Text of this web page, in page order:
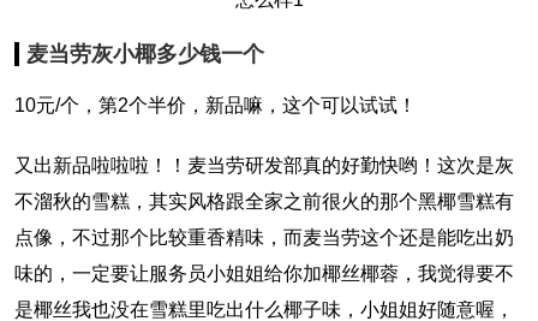
麦当劳灰小椰多少钱一个
10元/个，第2个半价，新品嘛，这个可以试试！
又出新品啦啦啦！！麦当劳研发部真的好勤快哟！这次是灰
不溜秋的雪糕，其实风格跟全家之前很火的那个黑椰雪糕有
点像，不过那个比较重香精味，而麦当劳这个还是能吃出奶
味的，一定要让服务员小姐姐给你加椰丝椰蓉，我觉得要不
是椰丝我也没在雪糕里吃出什么椰子味，小姐姐好随意喔，